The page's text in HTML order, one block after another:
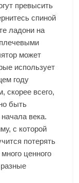
превысить
спиной
ладони на
может
использует
году
скорее всего,
быть
века.
с которой
потерять
ценного